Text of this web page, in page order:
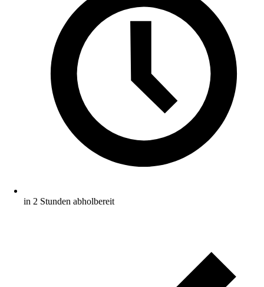
in 2 Stunden abholbereit